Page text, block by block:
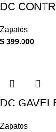
DC
Zapatos
$ 399.000
DC
Zapatos